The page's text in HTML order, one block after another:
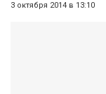
3 октября 2014 в 13:10